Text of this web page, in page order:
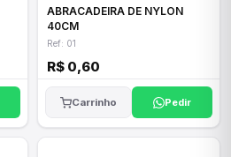
ABRACADEIRA DE NYLON
40CM
Ref: 01
R$ 0,60
Carrinho Pedir